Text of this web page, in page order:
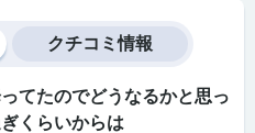
クチコミ情報
てたのでどうなるかと思っ
くらいからは